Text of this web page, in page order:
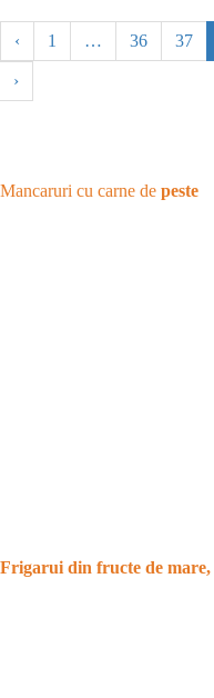
‹ 1 … 36 37
›
Mancaruri cu carne de peste
Frigarui din fructe de mare,